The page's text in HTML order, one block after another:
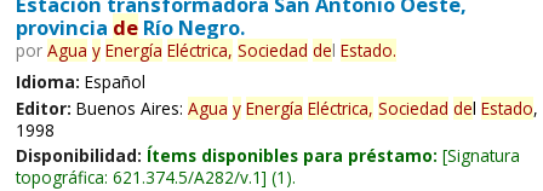
provincia deRío Negro.
por Agua y Energía Eléctrica, Sociedad del Estado.
Idioma: Español
Editor: Buenos Aires: Agua y Energía Eléctrica, Sociedad del Estado,
1998
Disponibilidad: Ítems disponibles para préstamo: Signatura
topográfica: 621.374.5/A282/v.1 (1).